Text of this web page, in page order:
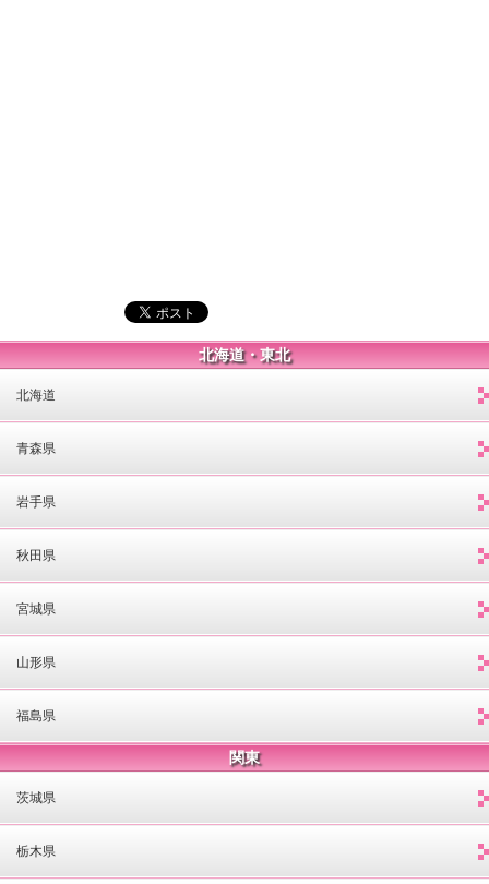
北海道・東北
北海道
青森県
岩手県
秋田県
宮城県
山形県
福島県
関東
茨城県
栃木県